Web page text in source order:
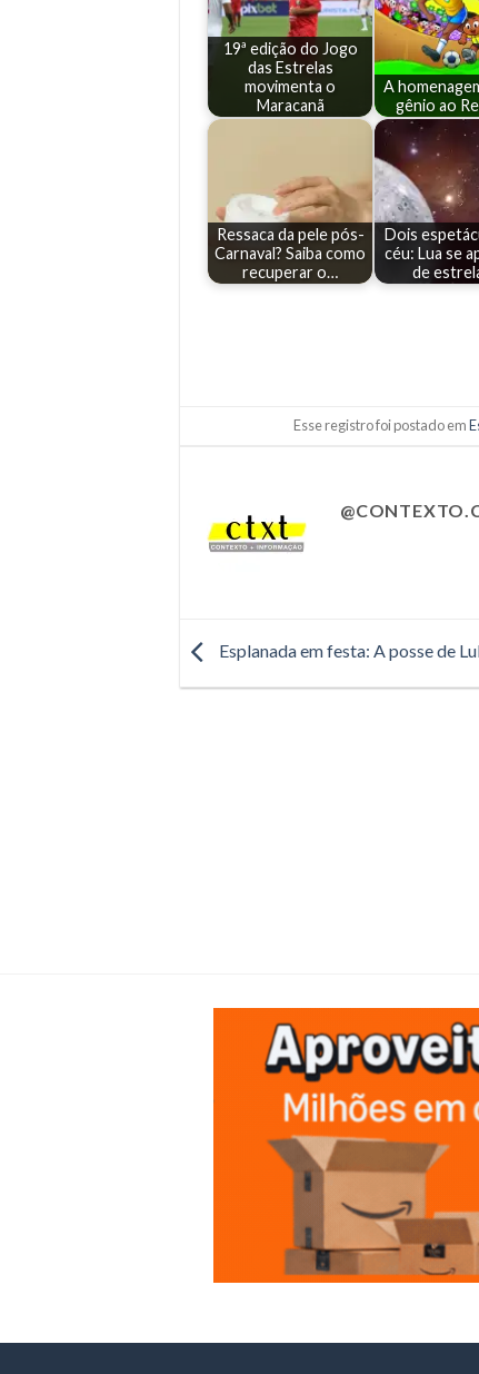
19ª edição do Jogo
das Estrelas
movimenta o
Maracanã
A
gênio ao
Ressaca da pele pós-
Carnaval? Saiba como
recuperar o…
Dois
céu: Lua se
de
Esse registro foi postado em
Esplanada em festa: A posse de